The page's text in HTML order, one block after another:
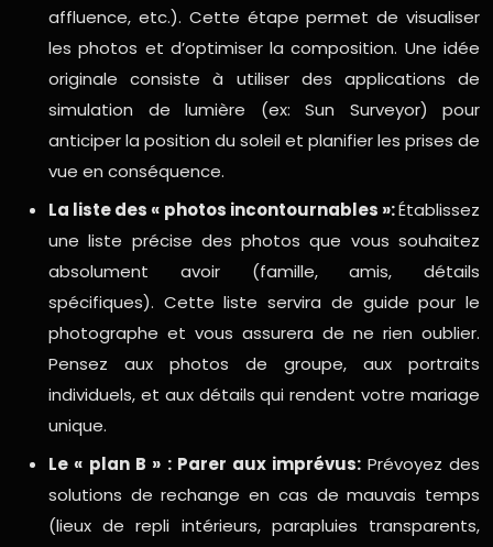
affluence, etc.). Cette étape permet de visualiser
les photos et d’optimiser la composition. Une idée
originale consiste à utiliser des applications de
simulation de lumière (ex: Sun Surveyor) pour
anticiper la position du soleil et planifier les prises de
vue en conséquence.
La liste des « photos incontournables »:Établissez
une liste précise des photos que vous souhaitez
absolument avoir (famille, amis, détails
spécifiques). Cette liste servira de guide pour le
photographe et vous assurera de ne rien oublier.
Pensez aux photos de groupe, aux portraits
individuels, et aux détails qui rendent votre mariage
unique.
Le « plan B » : Parer aux imprévus: Prévoyez des
solutions de rechange en cas de mauvais temps
(lieux de repli intérieurs, parapluies transparents,